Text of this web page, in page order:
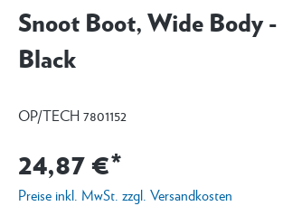
Snoot Boot, Wide Body
Black
OP/TECH 7801152
24,87 €*
Preise inkl. MwSt. zzgl. Versandkosten